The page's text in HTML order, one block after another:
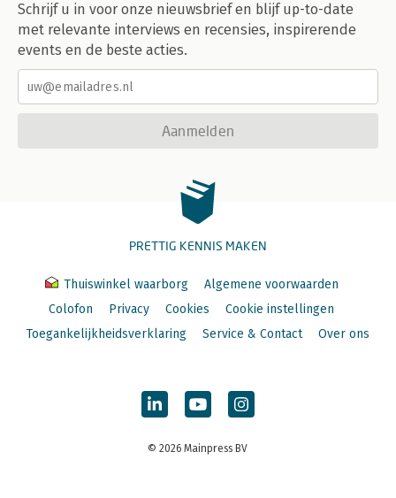
Schrijf u in voor onze nieuwsbrief en blijf up-to-date
met relevante interviews en recensies, inspirerende
events en de beste acties.
Aanmelden
PRETTIG KENNIS MAKEN
Thuiswinkel waarborg
Algemene voorwaarden
Colofon
Privacy Cookies
Cookie instellingen
Toegankelijkheidsverklaring
Service & Contact Over ons
© 2026 Mainpress BV